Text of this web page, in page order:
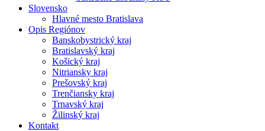
Slovensko
Hlavné mesto Bratislava
Opis Regiónov
Banskobystrický kraj
Bratislavský kraj
Košický kraj
Nitriansky kraj
Prešovský kraj
Trenčiansky kraj
Trnavský kraj
Žilinský kraj
Kontakt